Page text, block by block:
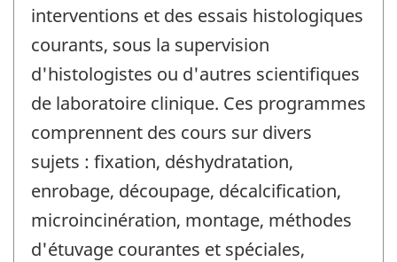
interventions et des essais histologiques
courants, sous la supervision
d'histologistes ou d'autres scientifiques
de laboratoire clinique. Ces programmes
comprennent des cours sur divers
sujets : fixation, déshydratation,
enrobage, découpage, décalcification,
microincinération, montage, méthodes
d'étuvage courantes et spéciales,